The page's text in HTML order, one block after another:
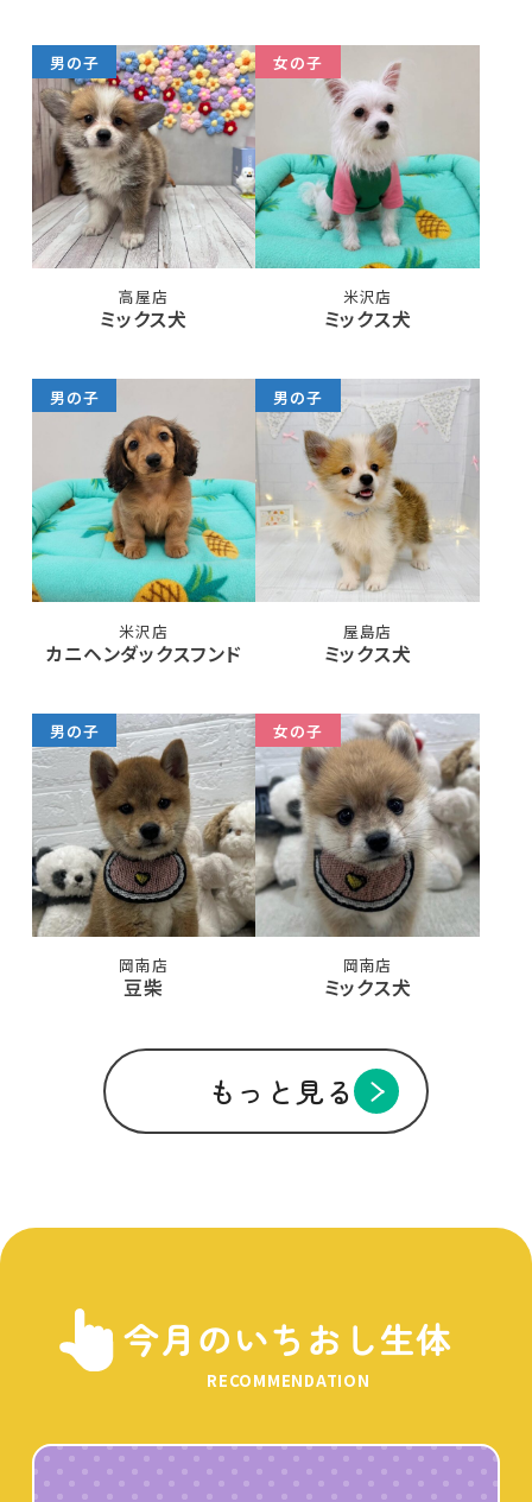
男の子
高屋店
ミックス犬
女の子
米沢店
ミックス犬
男の子
米沢店
カニヘンダックスフンド
男の子
屋島店
ミックス犬
男の子
岡南店
豆柴
女の子
岡南店
ミックス犬
もっと見る
今月のいちおし生体
RECOMMENDATION